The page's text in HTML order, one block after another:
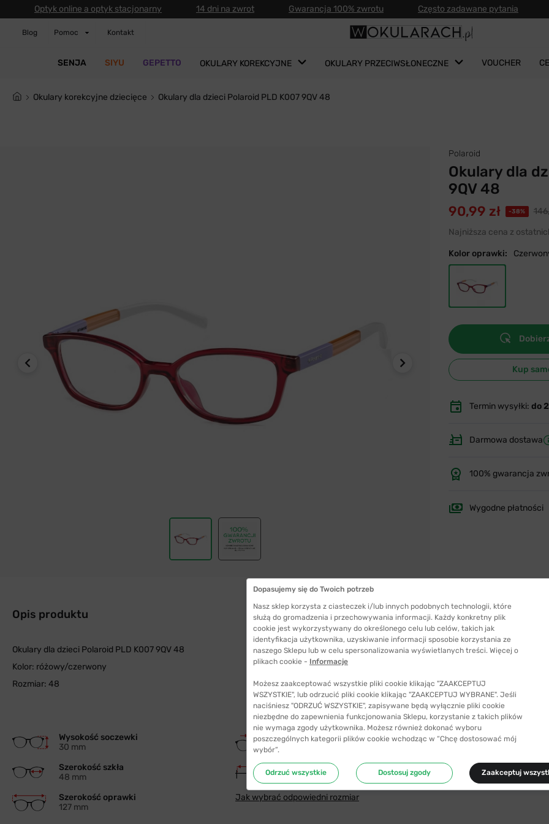
Optyk online a optyk stacjonarny 14 dni na zwrot Gwarancja 100% zwrotu Często zadawane pytania
Blog Pomoc Kontakt
SENJA SIYU GEPETTO OKULARY KOREKCYJNE OKULARY PRZECIWSŁONECZNE VOUCHER
Okulary korekcyjne dziecięce Okulary dla dzieci Polaroid PLD K007 9QV 48
Polaroid
Okulary dla
9QV 48
90,99 zł -38%
Najniższa cena z
Kolor oprawki:
Kup
Termin wysyłki: do
Darmowa dostawa
100% gwarancja
Wygodne płatności
Opis produktu
Okulary dla dzieci Polaroid PLD K007 9QV 48
Kolor: różowy/czerwony
Rozmiar: 48
Wysokość soczewki
30 mm
Szerokość mostka
Szerokość szkła
48 mm
Długość zauszników
125 mm
Szerokość oprawki
127 mm
Jak wybrać odpowiedni rozmiar
Dopasujemy się do Twoich potrzeb
Nasz sklep korzysta z ciasteczek i/lub innych podobnych technologii, które
służą do gromadzenia i przechowywania informacji. Każdy konkretny plik
cookie jest wykorzystywany do określonego celu lub celów, takich jak
identyfikacja użytkownika, uzyskiwanie informacji sposobie korzystania ze
naszego Sklepu lub w celu spersonalizowania wyświetlanych treści. Więcej o
plikach cookie - Informacje
Możesz zaakceptować wszystkie pliki cookie klikając "ZAAKCEPTUJ
WSZYSTKIE", lub odrzucić pliki cookie klikając "ZAAKCEPTUJ WYBRANE". Jeśli
naciśniesz "ODRZUĆ WSZYSTKIE", zapisywane będą wyłącznie pliki cookie
niezbędne do zapewnienia funkcjonowania Sklepu, korzystanie z takich plików
nie wymaga zgody użytkownika. Możesz również dokonać wyboru
poszczególnych kategorii plików cookie wchodząc w “Chcę dostosować mój
wybór”.
Odrzuć wszystkie Dostosuj zgody Zaakceptuj